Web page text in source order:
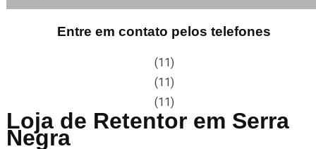
Entre em contato pelos telefones
(11)
(11)
(11)
Loja de Retentor em Serra
Negra